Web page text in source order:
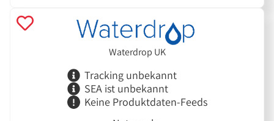
Waterdrop UK
Tracking unbekannt
SEA ist unbekannt
Keine Produktdaten-Feeds